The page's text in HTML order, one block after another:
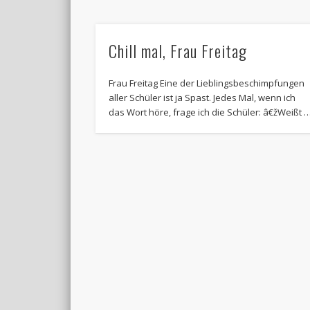
Chill mal, Frau Freitag
Frau Freitag Eine der Lieblingsbeschimpfungen
aller Schüler ist ja Spast. Jedes Mal, wenn ich
das Wort höre, frage ich die Schüler: â€žWeißt